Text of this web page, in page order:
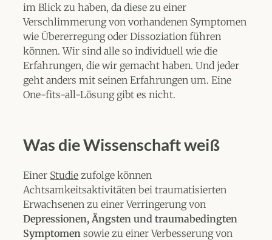
im Blick zu haben, da diese zu einer
Verschlimmerung von vorhandenen Symptomen
wie Übererregung oder Dissoziation führen
können. Wir sind alle so individuell wie die
Erfahrungen, die wir gemacht haben. Und jeder
geht anders mit seinen Erfahrungen um. Eine
One-fits-all-Lösung gibt es nicht.
Was die Wissenschaft weiß
Einer Studie zufolge können
Achtsamkeitsaktivitäten bei traumatisierten
Erwachsenen zu einer Verringerung von
Depressionen, Ängsten und traumabedingten
Symptomen sowie zu einer Verbesserung von